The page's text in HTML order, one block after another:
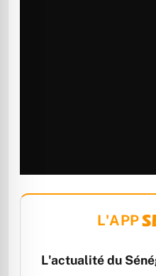
L'APP
L'actualité du